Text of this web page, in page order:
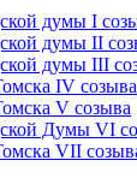
думы I
думы II
думы III
IV созыва
V созыва
Думы VI
VII